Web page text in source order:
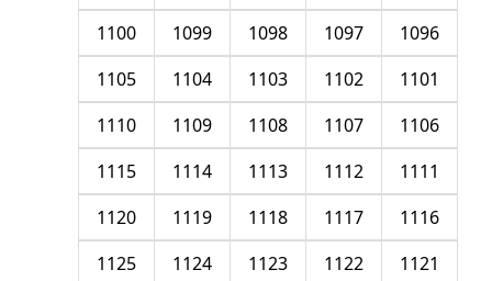
1096
1097
1098
1099
1100
1101
1102
1103
1104
1105
1106
1107
1108
1109
1110
1111
1112
1113
1114
1115
1116
1117
1118
1119
1120
1121
1122
1123
1124
1125